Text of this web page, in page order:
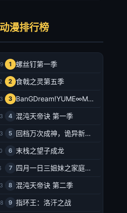
漫排行榜
1 螺丝钉第一季
2 食戟之灵第五季
3 BanGDream!YUME∞MITA
4 混沌天帝诀 第一季
5 回档万次成神，诡异新娘追上门
6 末栈之望子成龙
7 四月一日三姐妹之家庭故事
8 混沌天帝诀 第二季
9 指环王：洛汗之战